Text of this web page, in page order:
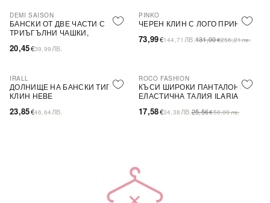
DEMI SAISON
БАНСКИ ОТ ДВЕ ЧАСТИ С
ТРИЪГЪЛНИ ЧАШКИ,
20,45€39,99 ЛВ.
-44%
PINKO
ЧЕРЕН КЛИН С ЛОГО ПРИНТ
73,99€144,71 ЛВ.131,00€256,21лв.
IRALL
ДОЛНИЩЕ НА БАНСКИ ТИП
КЛИН HEBE
23,85€46,64 ЛВ.
-31%
ROCO FASHION
КЪСИ ШИРОКИ ПАНТАЛОНИ С
ЕЛАСТИЧНА ТАЛИЯ ILARIA
17,58€34,38 ЛВ.25,56€50,00лв.